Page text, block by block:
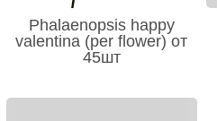
Phalaenopsis happy
valentina (per flower) от
45шт